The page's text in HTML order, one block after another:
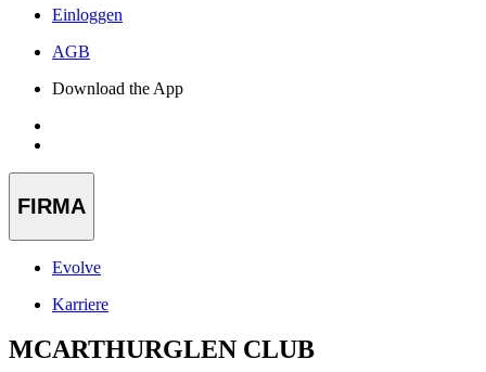
Einloggen
AGB
Download the App
FIRMA
Evolve
Karriere
MCARTHURGLEN CLUB